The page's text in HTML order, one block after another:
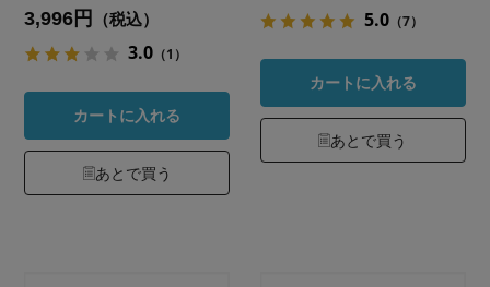
3,996円 （税込）
3.0 （1）
カートに入れる
あとで買う
5.0 （7）
カートに入れる
あとで買う